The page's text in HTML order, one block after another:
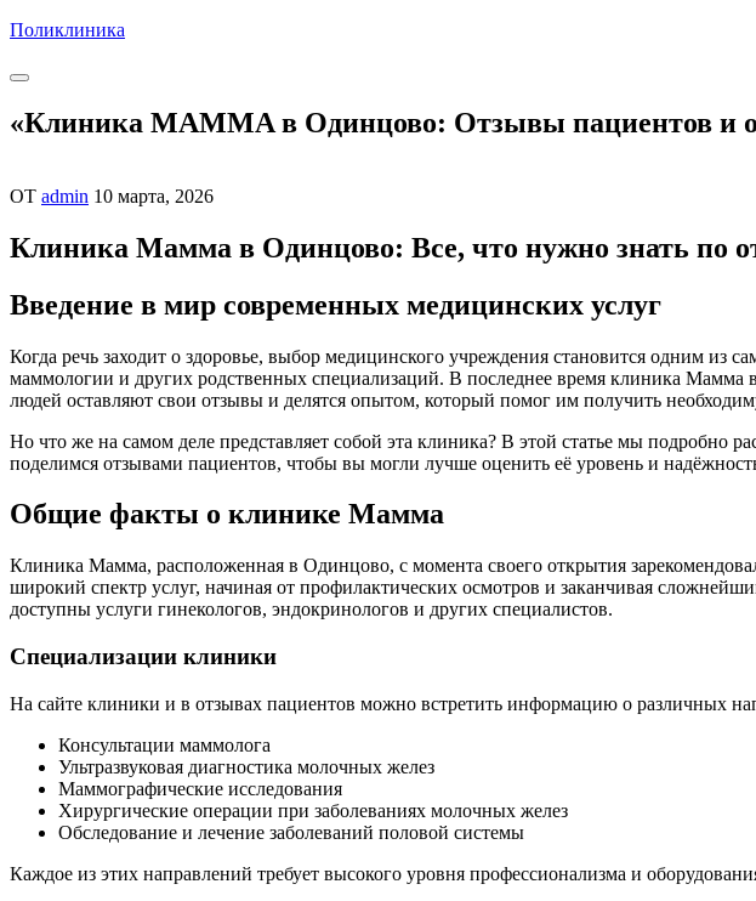
Перейти
содержимому
Поликлиника
«Клиника МAMMA в Одинцово: Отзывы пациентов и
ОТ admin 10 марта, 2026
Клиника Мамма в Одинцово: Все, что нужно знать по
Введение в мир современных медицинских услуг
Когда речь заходит о здоровье, выбор медицинского учреждения становится одним
маммологии и других родственных специализаций. В последнее время клиника
людей оставляют свои отзывы и делятся опытом, который помог им получить
Но что же на самом деле представляет собой эта клиника? В этой статье мы
поделимся отзывами пациентов, чтобы вы могли лучше оценить её уровень и
Общие факты о клинике Мамма
Клиника Мамма, расположенная в Одинцово, с момента своего открытия
широкий спектр услуг, начиная от профилактических осмотров и заканчивая
доступны услуги гинекологов, эндокринологов и других специалистов.
Специализации клиники
На сайте клиники и в отзывах пациентов можно встретить информацию о различных
Консультации маммолога
Ультразвуковая диагностика молочных желез
Маммографические исследования
Хирургические операции при заболеваниях молочных желез
Обследование и лечение заболеваний половой системы
Каждое из этих направлений требует высокого уровня профессионализма и